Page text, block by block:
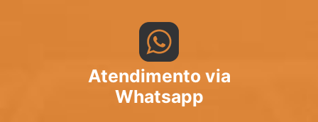
Atendimento via
Whatsapp